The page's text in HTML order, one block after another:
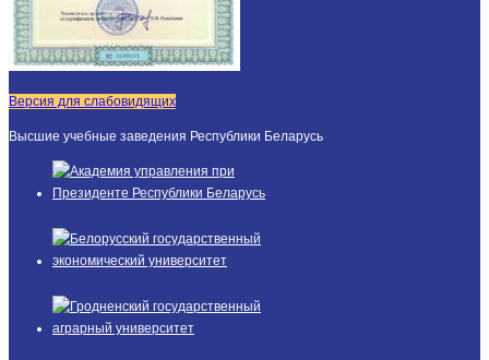
Версия для слабовидящих
Высшие учебные заведения Республики Беларусь